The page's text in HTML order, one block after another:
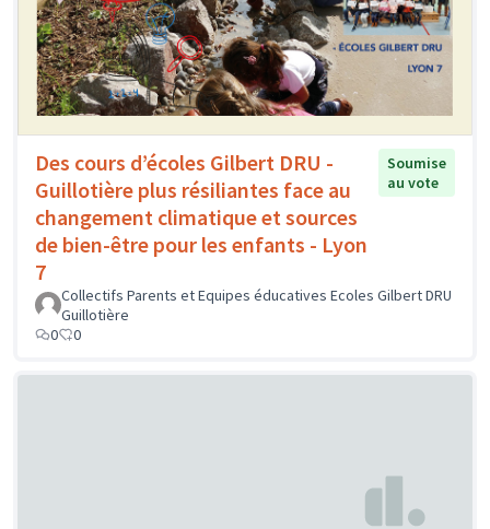
Des cours d’écoles Gilbert DRU -
Guillotière plus résiliantes face au
changement climatique et sources
de bien-être pour les enfants - Lyon
7
Soumise
au vote
Collectifs Parents et Equipes éducatives Ecoles Gilbert DRU
Guillotière
0
0